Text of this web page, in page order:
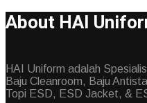
About HAI
HAI Uniform adalah
Baju Cleanroom, Baju
Topi ESD, ESD Jacket, &